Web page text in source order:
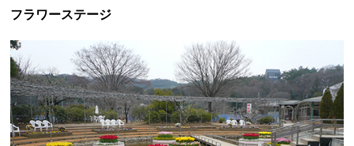
フラワーステージ